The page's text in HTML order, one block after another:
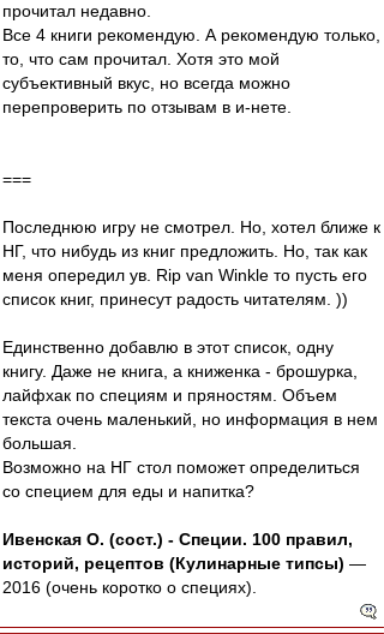
прочитал недавно.
Все 4 книги рекомендую. А рекомендую только,
то, что сам прочитал. Хотя это мой
субъективный вкус, но всегда можно
перепроверить по отзывам в и-нете.
===
Последнюю игру не смотрел. Но, хотел ближе к
НГ, что нибудь из книг предложить. Но, так как
меня опередил ув. Rip van Winkle то пусть его
список книг, принесут радость читателям. ))
Единственно добавлю в этот список, одну
книгу. Даже не книга, а книженка - брошурка,
лайфхак по специям и пряностям. Объем
текста очень маленький, но информация в нем
большая.
Возможно на НГ стол поможет определиться
со специем для еды и напитка?
Ивенская О. (сост.) - Специи. 100 правил,
историй, рецептов (Кулинарные типсы) —
2016 (очень коротко о специях).